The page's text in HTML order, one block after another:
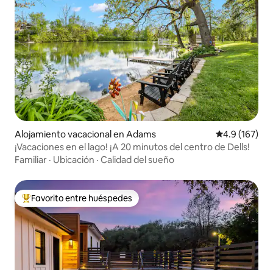
Alojamiento vacacional en Adams Calificación
4.9 (167)
¡Vacaciones en el lago! ¡A 20 minutos del centro de Dells!
Familiar · Ubicación · Calidad del sueño
Favorito entre huéspedes preferido
Favorito entre huéspedes